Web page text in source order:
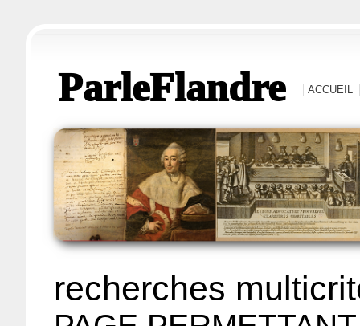
ParleFlandre ACCUEIL
recherches